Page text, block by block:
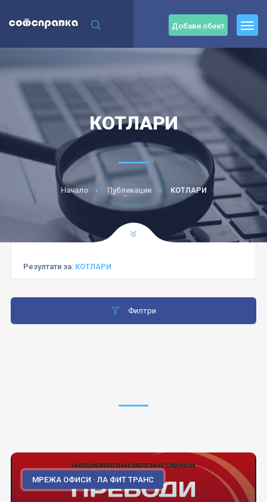
Добави обект
КОТЛАРИ
Начало Публикации КОТЛАРИ
Резултати за: КОТЛАРИ
Филтри
МРЕЖА ОФИСИ · ЛА ФИТ ТРАНС